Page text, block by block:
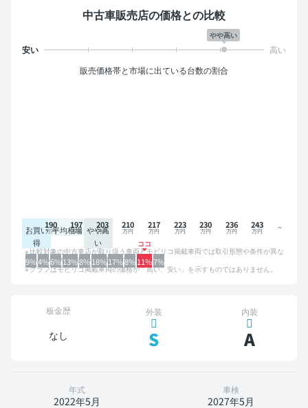
中古車販売店の価格との比較
やや高い
販売価格帯と市場に出ている台数の割合
お買い
得
平均相場 やや高
い
9%4%6%13%8%18%17%8%11%7%
190 197 203 210 217 223 230 236 243
比較対象の中古車店が取り扱う車両とモビリコ掲載車両では取引形態や条件が異な
るため、グラフは参考情報です。
グラフはモビリコ掲載車両の価格が「高い、安い」を示すものではありません。
板金歴
なし
外装
S
内装
A
年式
2022年5月
車検
2027年5月